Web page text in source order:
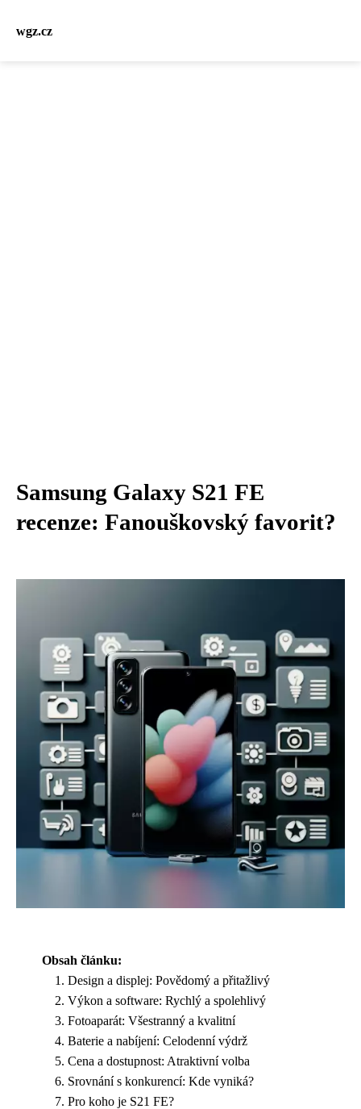
wgz.cz
Samsung Galaxy S21 FE
recenze: Fanouškovský favorit?
Obsah článku:
Design a displej: Povědomý a přitažlivý
Výkon a software: Rychlý a spolehlivý
Fotoaparát: Všestranný a kvalitní
Baterie a nabíjení: Celodenní výdrž
Cena a dostupnost: Atraktivní volba
Srovnání s konkurencí: Kde vyniká?
Pro koho je S21 FE?